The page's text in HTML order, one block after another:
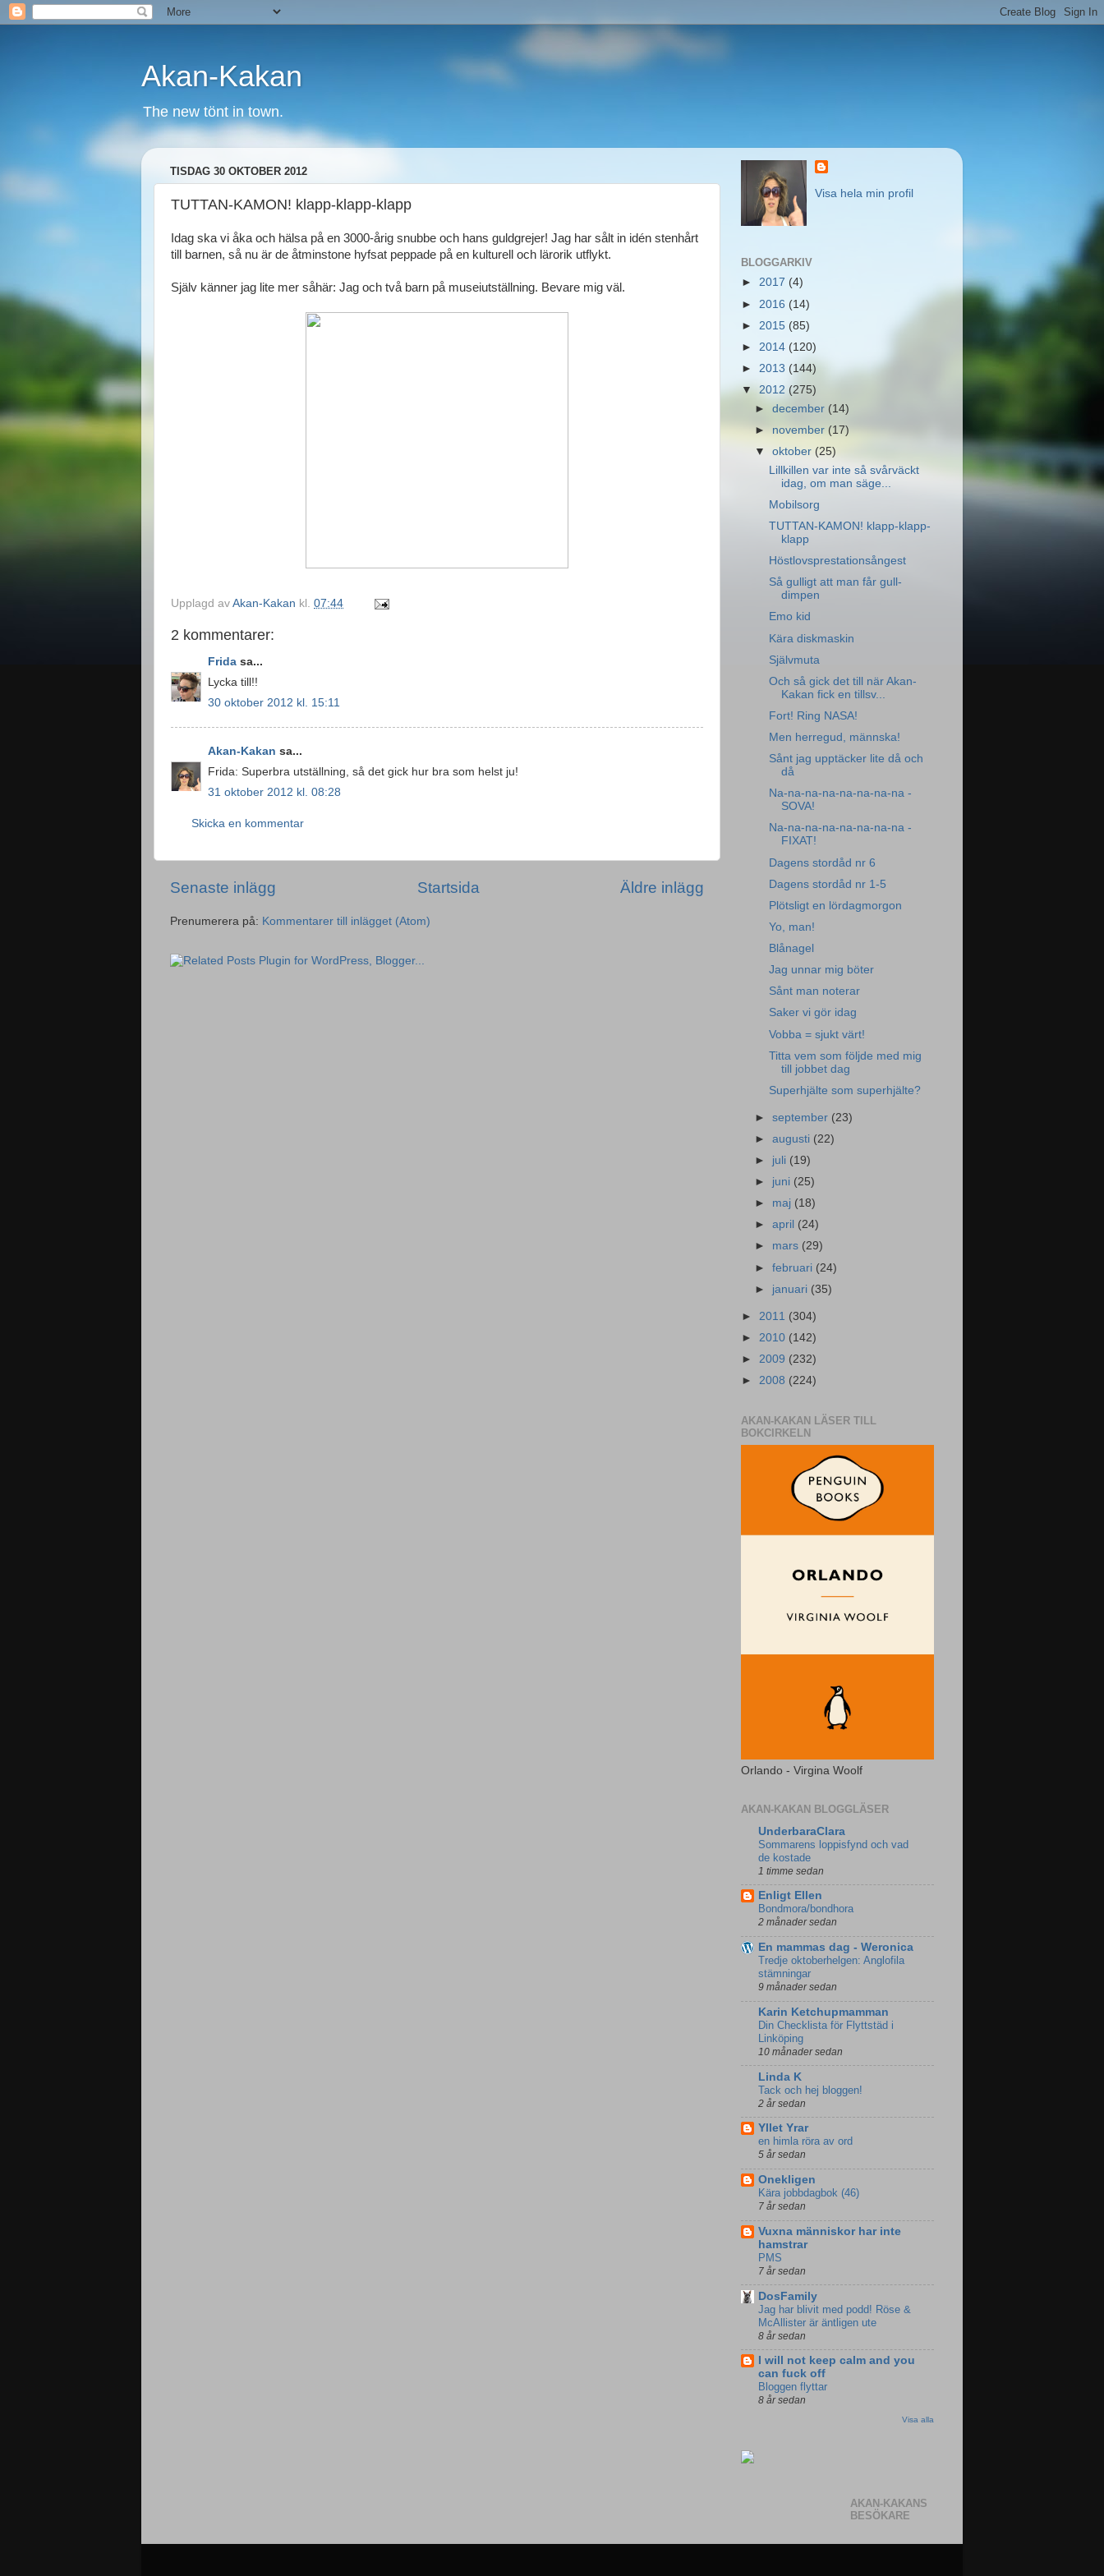
Akan-Kakan
The new tönt in town.
TISDAG 30 OKTOBER 2012
TUTTAN-KAMON! klapp-klapp-klapp
Idag ska vi åka och hälsa på en 3000-årig snubbe och hans guldgrejer! Jag har sålt in idén stenhårt
till barnen, så nu är de åtminstone hyfsat peppade på en kulturell och lärorik utflykt.
Själv känner jag lite mer såhär: Jag och två barn på museiutställning. Bevare mig väl.
Upplagd av Akan-Kakan kl. 07:44
2 kommentarer:
Frida sa...
Lycka till!!
30 oktober 2012 kl. 15:11
Akan-Kakan sa...
Frida: Superbra utställning, så det gick hur bra som helst ju!
31 oktober 2012 kl. 08:28
Skicka en kommentar
Senaste inlägg Äldre inlägg
Startsida
Prenumerera på: Kommentarer till inlägget (Atom)
Visa hela min profil
BLOGGARKIV
► 2017 (4)
► 2016 (14)
► 2015 (85)
► 2014 (120)
► 2013 (144)
▼ 2012 (275)
►december (14)
► november (17)
▼oktober (25)
Lillkillen var inte så svårväckt
idag, om man säge...
Mobilsorg
TUTTAN-KAMON! klapp-klapp-
klapp
Höstlovsprestationsångest
Så gulligt att man får gull-
dimpen
Emo kid
Kära diskmaskin
Självmuta
Och så gick det till när Akan-
Kakan fick en tillsv...
Fort! Ring NASA!
Men herregud, männska!
Sånt jag upptäcker lite då och
då
Na-na-na-na-na-na-na-na -
SOVA!
Na-na-na-na-na-na-na-na -
FIXAT!
Dagens stordåd nr 6
Dagens stordåd nr 1-5
Plötsligt en lördagmorgon
Yo, man!
Blånagel
Jag unnar mig böter
Sånt man noterar
Saker vi gör idag
Vobba = sjukt värt!
Titta vem som följde med mig
till jobbet dag
Superhjälte som superhjälte?
►september (23)
►augusti (22)
► juli (19)
► juni (25)
► maj (18)
►april (24)
► mars (29)
►februari (24)
► januari (35)
► 2011 (304)
► 2010 (142)
► 2009 (232)
► 2008 (224)
AKAN-KAKAN LÄSER TILL
BOKCIRKELN
Orlando - Virgina Woolf
AKAN-KAKAN BLOGGLÄSER
UnderbaraClara
Sommarens loppisfynd och vad
de kostade
1 timme sedan
Enligt Ellen
Bondmora/bondhora
2 månader sedan
En mammas dag - Weronica
Tredje oktoberhelgen: Anglofila
stämningar
9 månader sedan
Karin Ketchupmamman
Din Checklista för Flyttstäd i
Linköping
10 månader sedan
Linda K
Tack och hej bloggen!
2 år sedan
Yllet Yrar
en himla röra av ord
5 år sedan
Onekligen
Kära jobbdagbok (46)
7 år sedan
Vuxna människor har inte
hamstrar
PMS
7 år sedan
DosFamily
Jag har blivit med podd! Röse &
McAllister är äntligen ute
8 år sedan
I will not keep calm and you
can fuck off
Bloggen flyttar
8 år sedan
Visa alla
AKAN-KAKANS
BESÖKARE